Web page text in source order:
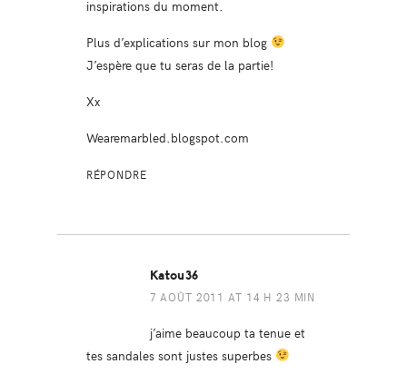
inspirations du moment.
Plus d’explications sur mon blog
J’espère que tu seras de la partie!
Xx
Wearemarbled.blogspot.com
RÉPONDRE
Katou36
7 AOÛT 2011 AT 14 H 23 MIN
j’aime beaucoup ta tenue et
tes sandales sont justes superbes